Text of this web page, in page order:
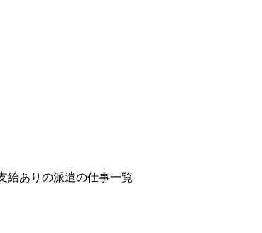
給ありの派遣の仕事一覧